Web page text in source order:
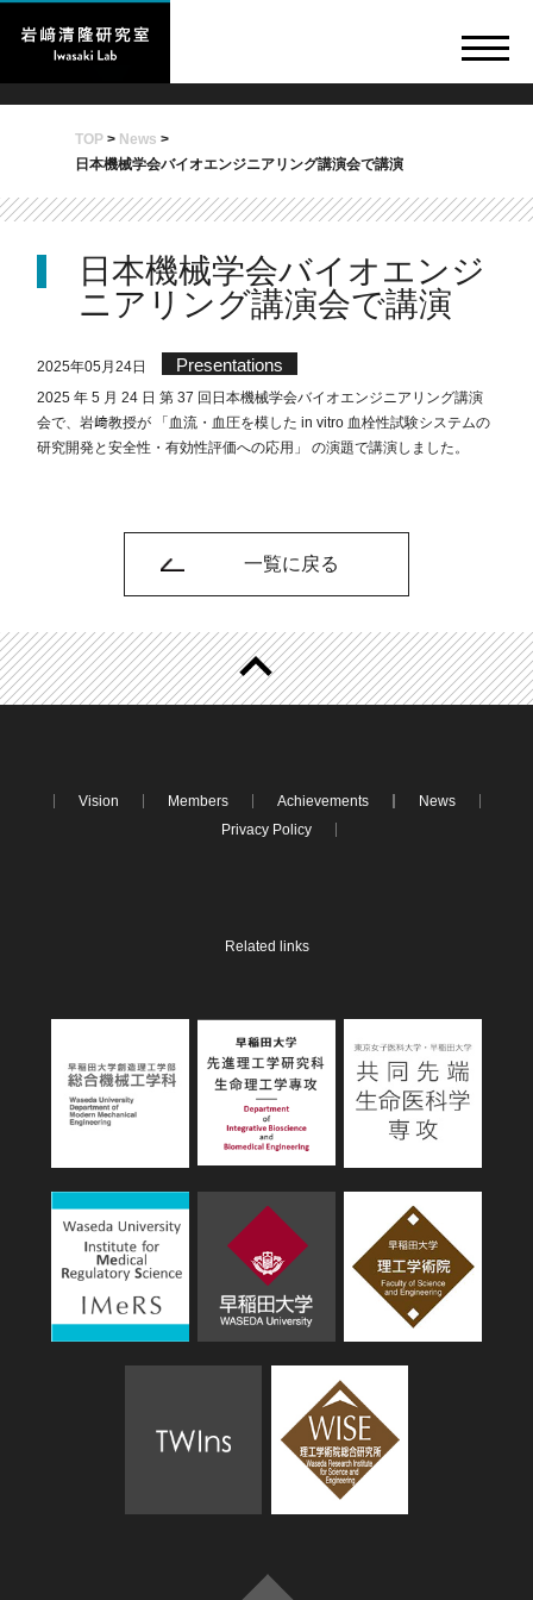
TOP> News >
日本機械学会バイオエンジニアリング講演会で講演
日本機械学会バイオエンジ
ニアリング講演会で講演
2025年05月24日 Presentations
2025 年 5 月 24 日 第 37 回日本機械学会バイオエンジニアリング講演
会で、岩﨑教授が 「血流・血圧を模した in vitro 血栓性試験システムの
研究開発と安全性・有効性評価への応用」 の演題で講演しました。
一覧に戻る
Vision Members Achievements
News
Privacy Policy
Related links